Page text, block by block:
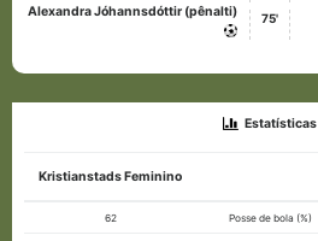
Alexandra Jóhannsdóttir (pênalti)
75'
Estatísticas
Kristianstads Feminino
62 Posse de bola (%)